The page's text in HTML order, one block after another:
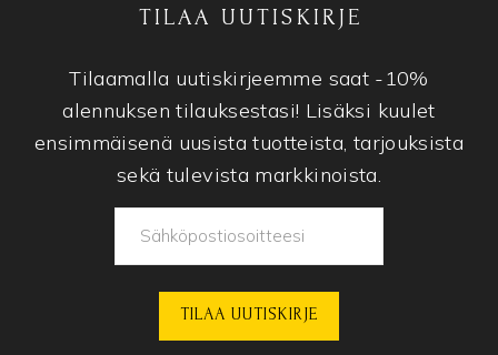
TILAA UUTISKIRJE
Tilaamalla uutiskirjeemme saat -10%
alennuksen tilauksestasi! Lisäksi kuulet
ensimmäisenä uusista tuotteista, tarjouksista
sekä tulevista markkinoista.